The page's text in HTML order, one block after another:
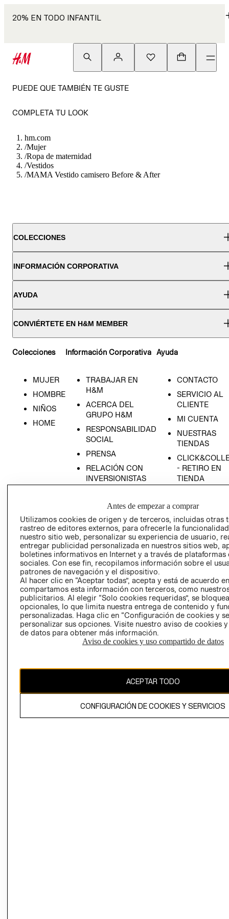
20% EN TODO INFANTIL
PUEDE QUE TAMBIÉN TE GUSTE
COMPLETA TU LOOK
hm.com
/Mujer
/Ropa de maternidad
/Vestidos
/MAMA Vestido camisero Before & After
COLECCIONES
INFORMACIÓN CORPORATIVA
AYUDA
CONVIÉRTETE EN H&M MEMBER
Colecciones
MUJER
HOMBRE
NIÑOS
HOME
Información Corporativa
TRABAJAR EN
H&M
ACERCA DEL
GRUPO H&M
RESPONSABILIDAD
SOCIAL
PRENSA
RELACIÓN CON
INVERSIONISTAS
EMPRESARIAL
Ayuda
CONTACTO
SERVICIO AL
CLIENTE
MI CUENTA
NUESTRAS
TIENDAS
- RETIRO EN
TIENDA
CONDICIONES
AVISO DE
PRIVACIDAD
GIFT CARD
AVISO DE
COOKIES
Chile ($)
El contenido de esta página web está protegido por copyright y es
propiedad de H&M Hennes & Mauritz AB.
Antes de empezar a comprar
Utilizamos cookies de origen y de terceros, incluidas otras
rastreo de editores externos, para ofrecerle la
nuestro sitio web, personalizar su experiencia de usuario,
entregar publicidad personalizada en nuestros sitios web,
boletines informativos en Internet y a través de plataformas
sociales. Con ese fin, recopilamos información sobre el
patrones de navegación y el dispositivo.
Al hacer clic en “Aceptar todas”, acepta y está de acuerdo
compartamos esta información con terceros, como
publicitarios. Al elegir “Solo cookies requeridas”, se
opcionales, lo que limita nuestra entrega de contenido y
personalizadas. Haga clic en “Configuración de cookies y
personalizar sus opciones. Visite nuestro aviso de cookies
de datos para obtener más información.
Aviso de cookies y uso compartido de datos
ACEPTAR TODO
CONFIGURACIÓN DE COOKIES Y SERVICIOS